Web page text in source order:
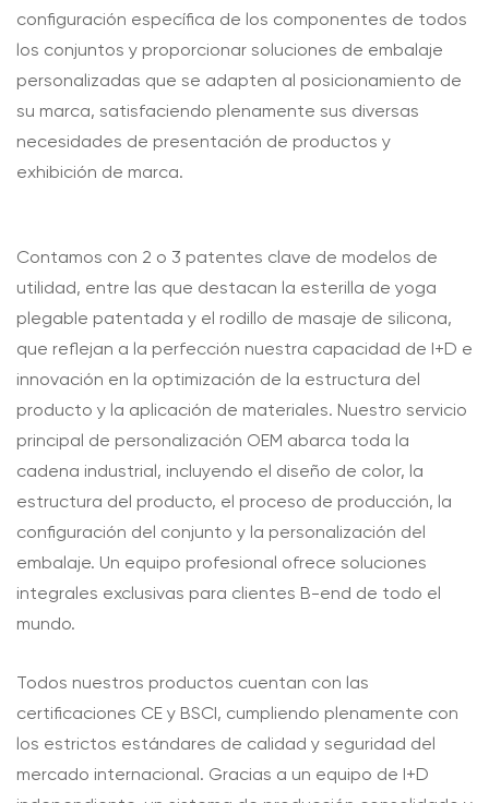
configuración específica de los componentes de todos
los conjuntos y proporcionar soluciones de embalaje
personalizadas que se adapten al posicionamiento de
su marca, satisfaciendo plenamente sus diversas
necesidades de presentación de productos y
exhibición de marca.
Contamos con 2 o 3 patentes clave de modelos de
utilidad, entre las que destacan la esterilla de yoga
plegable patentada y el rodillo de masaje de silicona,
que reflejan a la perfección nuestra capacidad de I+D e
innovación en la optimización de la estructura del
producto y la aplicación de materiales. Nuestro servicio
principal de personalización OEM abarca toda la
cadena industrial, incluyendo el diseño de color, la
estructura del producto, el proceso de producción, la
configuración del conjunto y la personalización del
embalaje. Un equipo profesional ofrece soluciones
integrales exclusivas para clientes B-end de todo el
mundo.
Todos nuestros productos cuentan con las
certificaciones CE y BSCI, cumpliendo plenamente con
los estrictos estándares de calidad y seguridad del
mercado internacional. Gracias a un equipo de I+D